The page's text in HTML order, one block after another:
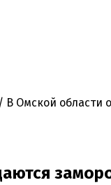
/ В Омской области